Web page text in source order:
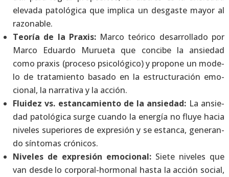
ele­va­da pato­ló­gi­ca que impli­ca un des­gas­te mayor al
razo­na­ble.
Teo­ría de la Pra­xis:Mar­co teó­ri­co desa­rro­lla­do por
Mar­co Eduar­do Murue­ta que con­ci­be la ansie­dad
como pra­xis (pro­ce­so psi­co­ló­gi­co) y pro­po­ne un mode­
lo de tra­ta­mien­to basa­do en la estruc­tu­ra­ción emo­
cio­nal, la narra­ti­va y la acción.
Flui­dez vs. estan­ca­mien­to de la ansie­dad: La ansie­
dad pato­ló­gi­ca sur­ge cuan­do la ener­gía no flu­ye hacia
nive­les supe­rio­res de expre­sión y se estan­ca, gene­ran­
do sín­to­mas cró­ni­cos.
Nive­les de expre­sión emo­cio­nal: Sie­te nive­les que
van des­de lo cor­po­ral-hor­mo­nal has­ta la acción social,